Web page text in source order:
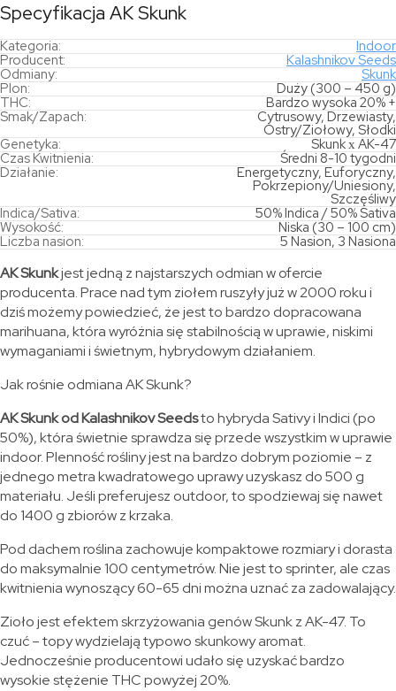
Specyfikacja AK Skunk
Kategoria:
Indoor
Producent:
Kalashnikov Seeds
Odmiany:
Skunk
Plon:
Duży (300 – 450 g)
THC:
Bardzo wysoka 20% +
Smak/Zapach:
Cytrusowy, Drzewiasty,
Ostry/Ziołowy, Słodki
Genetyka:
Skunk х AK-47
Czas Kwitnienia:
Średni 8-10 tygodni
Działanie:
Energetyczny, Euforyczny,
Pokrzepiony/Uniesiony,
Szczęśliwy
Indica/Sativa:
50% Indica / 50% Sativa
Wysokość:
Niska (30 – 100 cm)
Liczba nasion:
5 Nasion, 3 Nasiona
AK Skunkjest jedną z najstarszych odmian w ofercie
producenta. Prace nad tym ziołem ruszyły już w 2000 roku i
dziś możemy powiedzieć, że jest to bardzo dopracowana
marihuana, która wyróżnia się stabilnością w uprawie, niskimi
wymaganiami i świetnym, hybrydowym działaniem.
Jak rośnie odmiana AK Skunk?
AK Skunk od Kalashnikov Seedsto hybryda Sativy i Indici (po
50%), która świetnie sprawdza się przede wszystkim w uprawie
indoor. Plenność rośliny jest na bardzo dobrym poziomie – z
jednego metra kwadratowego uprawy uzyskasz do 500 g
materiału. Jeśli preferujesz outdoor, to spodziewaj się nawet
do 1400 g zbiorów z krzaka.
Pod dachem roślina zachowuje kompaktowe rozmiary i dorasta
do maksymalnie 100 centymetrów. Nie jest to sprinter, ale czas
kwitnienia wynoszący 60-65 dni można uznać za zadowalający.
Zioło jest efektem skrzyżowania genów Skunk z AK-47. To
czuć – topy wydzielają typowo skunkowy aromat.
Jednocześnie producentowi udało się uzyskać bardzo
wysokie stężenie THC powyżej 20%.